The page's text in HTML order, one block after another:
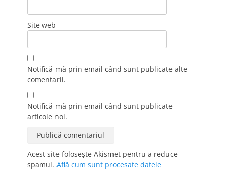
Site web
Notifică-mă prin email când sunt publicate alte
comentarii.
Notifică-mă prin email când sunt publicate
articole noi.
Acest site folosește Akismet pentru a reduce
spamul. Află cum sunt procesate datele